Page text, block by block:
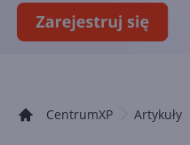
CentrumXP Artykuły